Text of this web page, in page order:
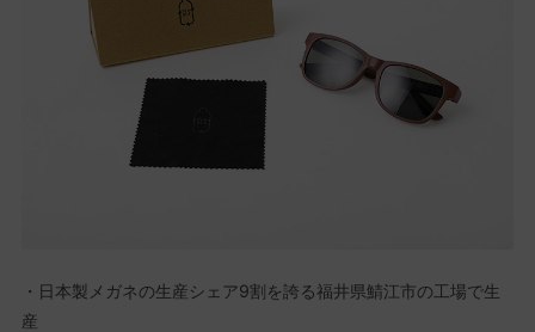
・日本製メガネの生産シェア9割を誇る福井県鯖江市の工場で生
産